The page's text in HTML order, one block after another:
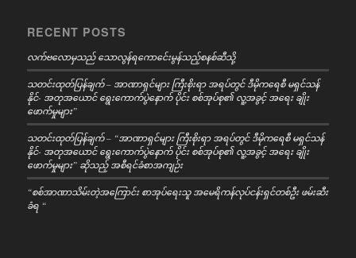
RECENT POSTS
လက်ဗလောမှသည် သောလွန်ရကောင်ေးမွန်သည့်စနစ်ဆီသို့
သတင်းထုတ်ပြန်ချက် – အာဏာရှင်များ ကြီးစိုးရာ အရပ်တွင် ဒီမိုကရေစီ မရှင်သန်
နိုင်- အတုအယောင် ရွေးကောက်ပွဲနောက် ပိုင်း စစ်အုပ်စု၏ လူ့အခွင့် အရေး ချိုး
ဖောက်မှုများ”
သတင်းထုတ်ပြန်ချက် – “အာဏာရှင်များ ကြီးစိုးရာ အရပ်တွင် ဒီမိုကရေစီ မရှင်သန်
နိုင်- အတုအယောင် ရွေးကောက်ပွဲနောက် ပိုင်း စစ်အုပ်စု၏ လူ့အခွင့် အရေး ချိုး
ဖောက်မှုများ” ဆိုသည့် အစီရင်ခံစာအကျဉ်း
“စစ်အာဏာသိမ်းတဲ့အကြောင်း စာအုပ်ရေးသူ အမေရိကန်လုပ်ငန်းရှင်တစ်ဦး ဖမ်းဆီး
ခံရ “